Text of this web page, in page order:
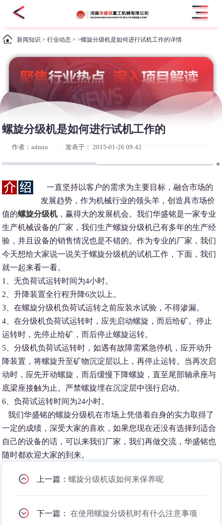
新闻知识 >行业动态 > >螺旋分级机是如何进行试机工作的详情
螺旋分级机是如何进行试机工作的
作者：admin 发表于： 2015-01-26 09:42
一直坚持以客户的需求为主要目标，融合市场的
发展趋势，作为机械行业的领头羊，创造具市场价
值的螺旋分级机，赢得大的发展机会。我们华盛铭是一家专业
生产机械设备的厂家，我们生产螺旋分级机已有多年的生产经
验，并且设备的销售情况也是不错的。作为专业的厂家，我们
今天想给大家说一说关于螺旋分级机的试机工作，下面，我们
就一起来看一看。
1、无负荷试运转时间为4小时。
2、升降装置全行程升降6次以上。
3、在螺旋分级机负荷试运转之前应装水试验，不得渗漏。
4、在分级机负荷试运转时，应先启动螺旋，而后给矿。停止
运转时，先停止给矿，而后停止螺旋运转。
5、分级机负荷试运转时，如遇有故障需紧急停机，应开动升
降装置，将螺旋升至矿物沉淀层以上，再停止运转。当再次启
动时，应先开动螺旋，而后缓慢下降螺旋，直至尾部轴承座与
底梁座接触为止。严禁螺旋埋在沉淀层中强行启动。
6、负荷试运转时间为24小时。
我们华盛铭的螺旋分级机在市场上凭借着自身的实力取得了
一定的成绩，深受大家的喜欢，如果您现在还没有选择到适合
自己的设备的话，可以来我们厂家，我们再做交流，华盛铭也
随时都欢迎大家的到来。
上一篇：螺旋分级机该如何来保养呢
下一篇：在使用螺旋分级机时有什么注意事项